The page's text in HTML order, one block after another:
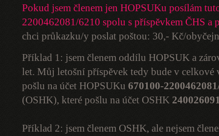
Pokud jsem členem jen HOPSUKu posílám
2200462081/6210 spolu s příspěvkem ČHS a
chci průkazku/y poslat poštou: 30,- Kč/
Příklad 1: jsem členem oddílu HOPSUK a
let. Můj letošní příspěvek tedy bude v
pošlu na účet HOPSUKu 670100-
(OSHK), které pošlu na účet OSHK
Příklad 2: jsem členem OSHK, ale nejsem